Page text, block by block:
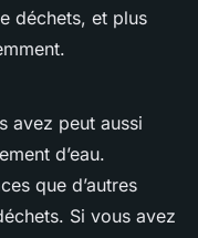
déchets, et plus
avez peut aussi
d’eau.
que d’autres
Si vous avez